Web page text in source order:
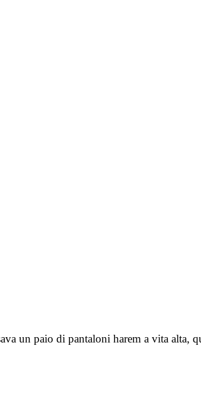
un paio di pantaloni harem a vita alta,